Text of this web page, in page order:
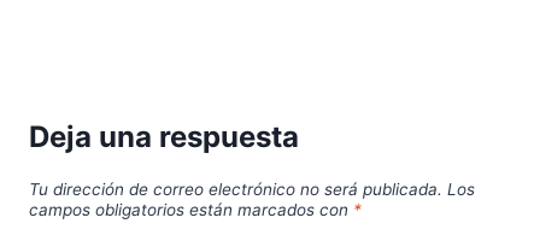
Deja una respuesta
Tu dirección de correo electrónico no será publicada. Los
campos obligatorios están marcados con *